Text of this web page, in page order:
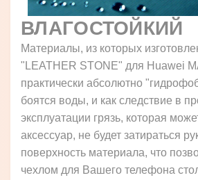
ВЛАГОСТОЙКИЙ
Материалы, из которых
"LEATHER STONE" для Huawei
практически абсолютно
боятся воды, и как следствие в
эксплуатации грязь, которая
аксессуар, не будет затираться
поверхность материала, что
чехлом для Вашего телефона